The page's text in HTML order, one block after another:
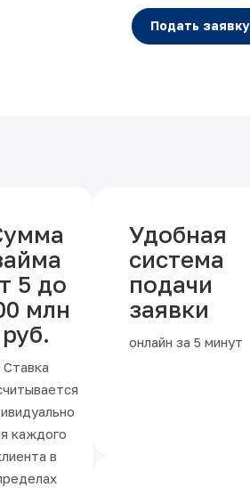
Подать заявку
5 до
млн
руб.
Ставка
каждого
в
Удобная
система
подачи
заявки
онлайн за 5 минут